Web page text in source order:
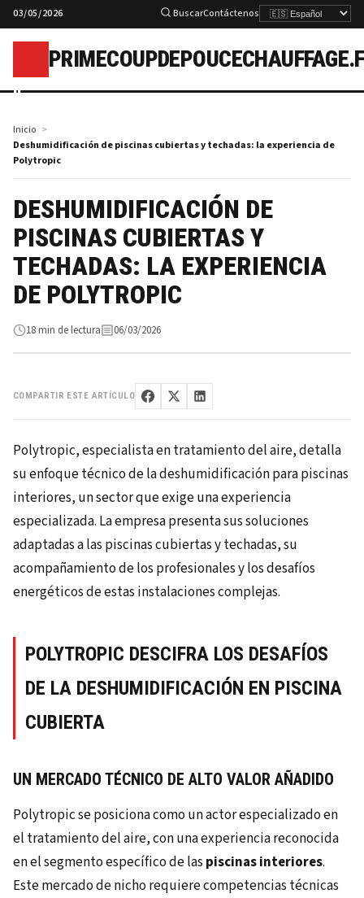
03/05/2026 BuscarContáctenos
p
Inicio
Deshumidificación de piscinas cubiertas y techadas: la experiencia de
Polytropic
DESHUMIDIFICACIÓN DE
PISCINAS CUBIERTAS Y
TECHADAS: LA EXPERIENCIA
DE POLYTROPIC
18 min de lectura 06/03/2026
COMPARTIR ESTE ARTÍCULO
Polytropic, especialista en tratamiento del aire, detalla
su enfoque técnico de la deshumidificación para piscinas
interiores, un sector que exige una experiencia
especializada. La empresa presenta sus soluciones
adaptadas a las piscinas cubiertas y techadas, su
acompañamiento de los profesionales y los desafíos
energéticos de estas instalaciones complejas.
POLYTROPIC DESCIFRA LOS DESAFÍOS
DE LA DESHUMIDIFICACIÓN EN PISCINA
CUBIERTA
UN MERCADO TÉCNICO DE ALTO VALOR AÑADIDO
Polytropic se posiciona como un actor especializado en
el tratamiento del aire, con una experiencia reconocida
en el segmento específico de las piscinas interiores.
Este mercado de nicho requiere competencias técnicas